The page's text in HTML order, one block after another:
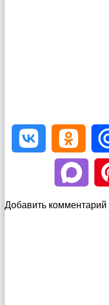
Добавить комментарий